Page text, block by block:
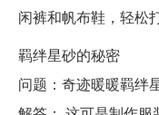
闲裤和帆布鞋，轻松
羁绊星砂的秘密
问题：奇迹暖暖羁绊